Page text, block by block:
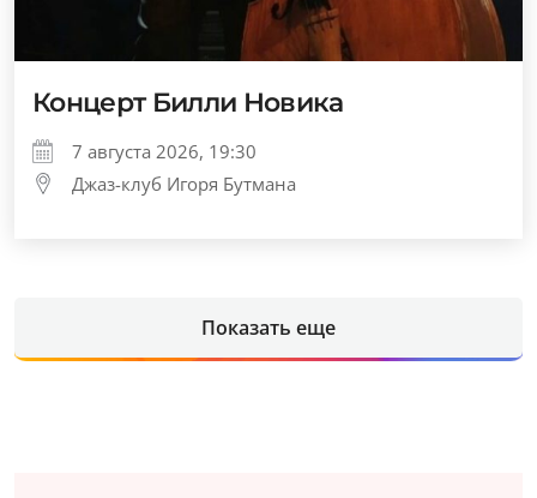
Концерт Билли Новика
7 августа 2026, 19:30
Джаз-клуб Игоря Бутмана
Показать еще